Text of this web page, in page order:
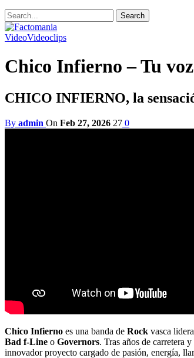
VideoVideoclips
Chico Infierno – Tu voz
CHICO INFIERNO, la
By admin On Feb 27, 2026 27 0
Chico Infierno es una banda de Rock vasca
Bad f-Line o Governors. Tras años de carretera
innovador proyecto cargado de pasión, energía,